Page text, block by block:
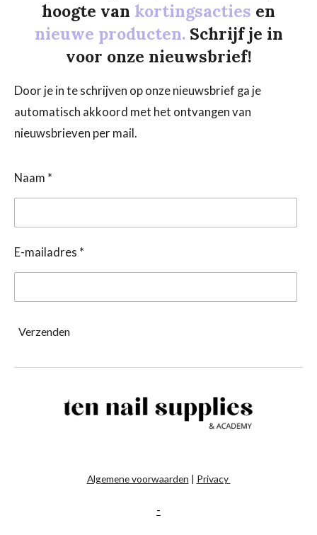
hoogte van kortingsacties en
nieuwe producten. Schrijf je in
voor onze nieuwsbrief!
Door je in te schrijven op onze nieuwsbrief ga je
automatisch akkoord met het ontvangen van
nieuwsbrieven per mail.
Naam *
E-mailadres *
Verzenden
Algemene voorwaarden | Privacy
-